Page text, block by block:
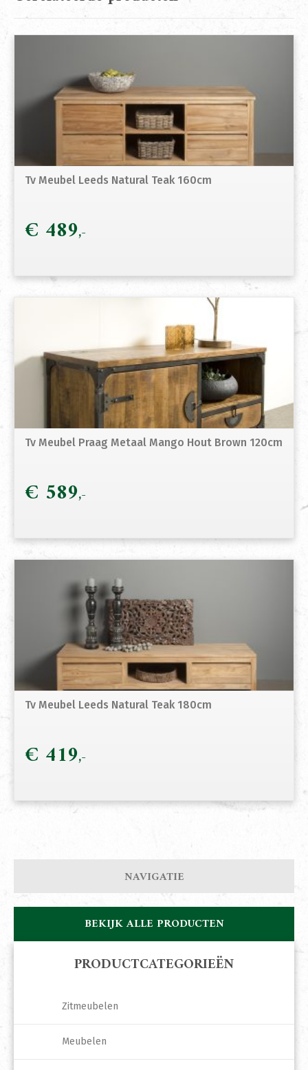
Tv Meubel Leeds Natural Teak 160cm
€ 489
Tv Meubel Praag Metaal Mango Hout Brown 120cm
€ 589
Tv Meubel Leeds Natural Teak 180cm
€ 419
NAVIGATIE
BEKIJK ALLE PRODUCTEN
PRODUCTCATEGORIEËN
Zitmeubelen
Meubelen